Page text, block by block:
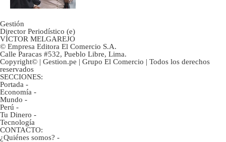
Gestión
Director Periodístico (e)
VÍCTOR MELGAREJO
© Empresa Editora El Comercio S.A.
Calle Paracas #532, Pueblo Libre, Lima.
Copyright© | Gestion.pe | Grupo El Comercio | Todos los derechos
reservados
SECCIONES:
Portada -
Economía -
Mundo -
Perú -
Tu Dinero -
Tecnología
CONTACTO:
¿Quiénes somos? -